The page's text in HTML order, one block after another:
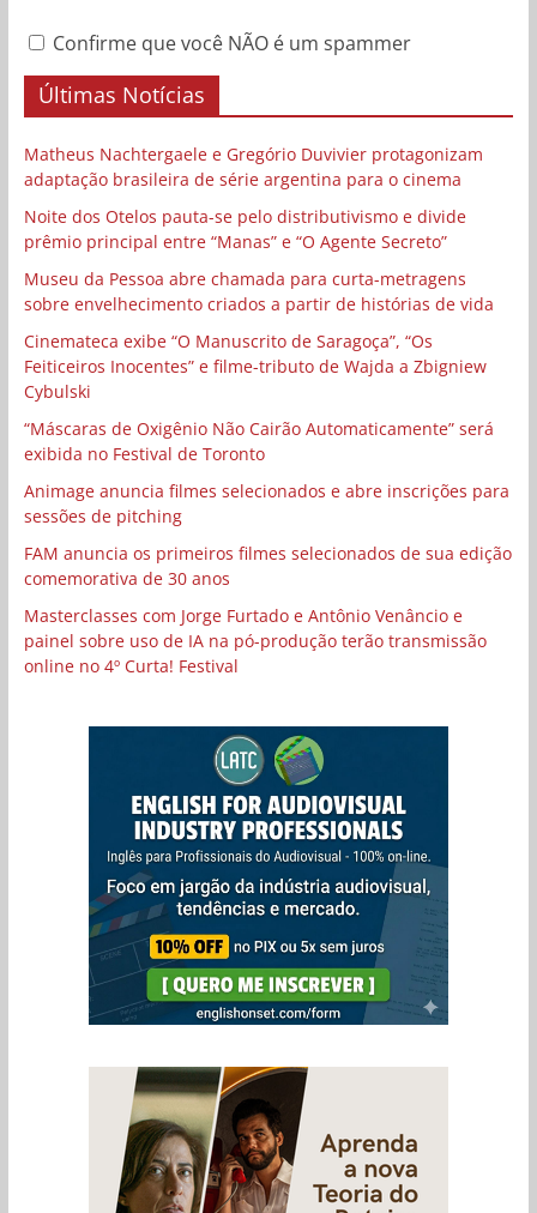
Confirme que você NÃO é um spammer
Últimas Notícias
Matheus Nachtergaele e Gregório Duvivier protagonizam
adaptação brasileira de série argentina para o cinema
Noite dos Otelos pauta-se pelo distributivismo e divide
prêmio principal entre “Manas” e “O Agente Secreto”
Museu da Pessoa abre chamada para curta-metragens
sobre envelhecimento criados a partir de histórias de vida
Cinemateca exibe “O Manuscrito de Saragoça”, “Os
Feiticeiros Inocentes” e filme-tributo de Wajda a Zbigniew
Cybulski
“Máscaras de Oxigênio Não Cairão Automaticamente” será
exibida no Festival de Toronto
Animage anuncia filmes selecionados e abre inscrições para
sessões de pitching
FAM anuncia os primeiros filmes selecionados de sua edição
comemorativa de 30 anos
Masterclasses com Jorge Furtado e Antônio Venâncio e
painel sobre uso de IA na pó-produção terão transmissão
online no 4º Curta! Festival